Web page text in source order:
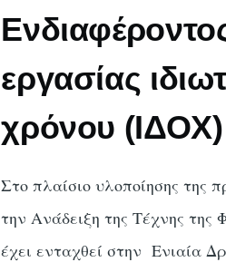
εργασίας
χρόνου
Στο πλαίσιο υλοποίησης της
την Ανάδειξη της Τέχνης
έχει ενταχθεί στην Ενιαία